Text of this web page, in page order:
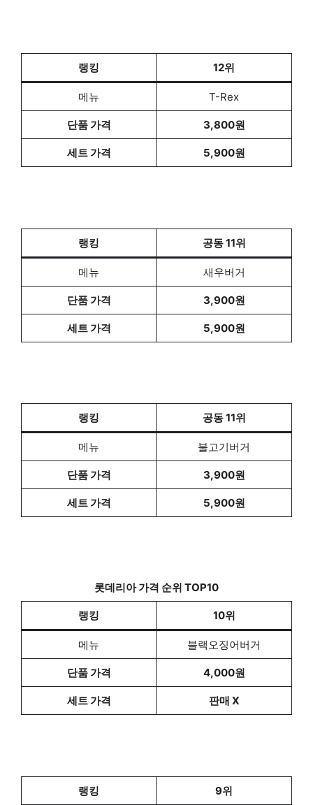
랭킹 12위
메뉴 T-Rex
단품 가격 3,800원
세트 가격 5,900원
랭킹 공동 11위
메뉴 새우버거
단품 가격 3,900원
세트 가격 5,900원
랭킹 공동 11위
메뉴 불고기버거
단품 가격 3,900원
세트 가격 5,900원
롯데리아가격 순위 TOP10
랭킹 10위
메뉴 블랙오징어버거
단품 가격 4,000원
세트 가격 판매 X
랭킹 9위